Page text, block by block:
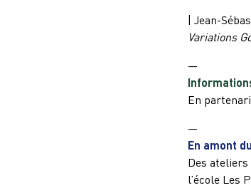
| Jean-
Variations
—
En
—
En amont
Des
l’école Les